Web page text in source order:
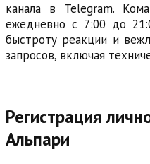
канала в Telegram.
ежедневно с 7:00 до
быстроту реакции и
запросов, включая
Регистрация
Альпари